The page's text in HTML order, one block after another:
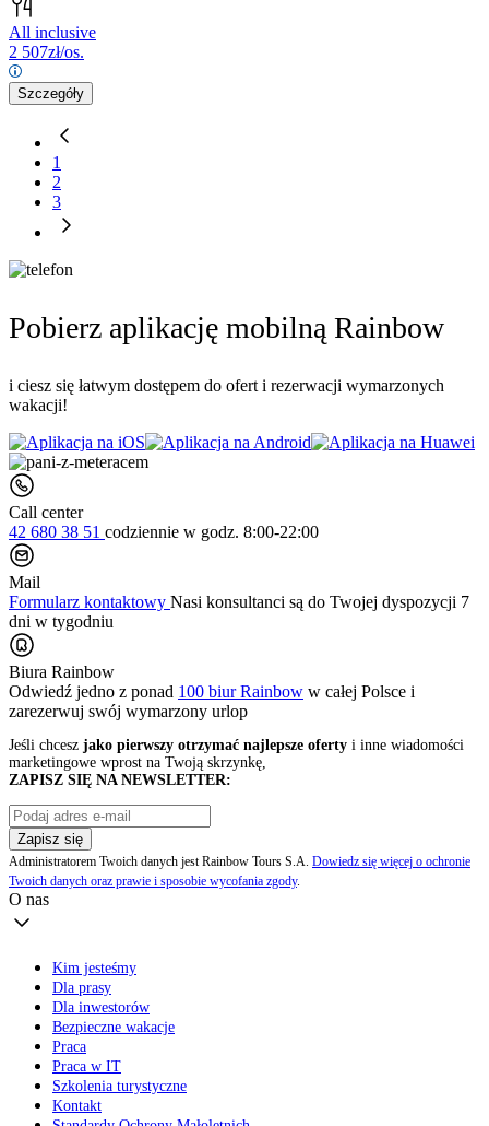
All inclusive
2 507zł/os.
Szczegóły
1
2
3
Pobierz aplikację mobilną Rainbow
i ciesz się łatwym dostępem do ofert i rezerwacji wymarzonych
wakacji!
Call center
42 680 38 51 codziennie w godz. 8:00-22:00
Mail
Formularz kontaktowy Nasi konsultanci są do Twojej dyspozycji 7
dni w tygodniu
Biura Rainbow
Odwiedź jedno z ponad 100 biur Rainbow w całej Polsce i
zarezerwuj swój wymarzony urlop
Jeśli chcesz jako pierwszy otrzymać najlepsze oferty i inne wiadomości
marketingowe wprost na Twoją skrzynkę,
ZAPISZ SIĘ NA NEWSLETTER:
Zapisz się
Administratorem Twoich danych jest Rainbow Tours S.A. Dowiedz się więcej o ochronie
Twoich danych oraz prawie i sposobie wycofania zgody.
O nas
Kim jesteśmy
Dla prasy
Dla inwestorów
Bezpieczne wakacje
Praca
Praca w IT
Szkolenia turystyczne
Kontakt